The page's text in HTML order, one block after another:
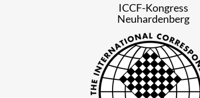
ICCF-Kongress
Neuhardenberg